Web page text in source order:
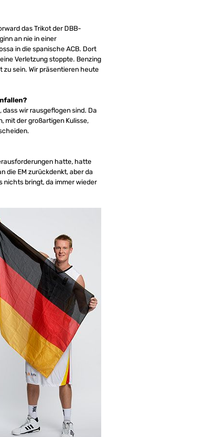
das Trikot der DBB-
an nie in einer
in die spanische ACB. Dort
Verletzung stoppte. Benzing
zu sein. Wir präsentieren heute
wir rausgeflogen sind. Da
mit der großartigen Kulisse,
hatte, hatte
die EM zurückdenkt, aber da
nichts bringt, da immer wieder